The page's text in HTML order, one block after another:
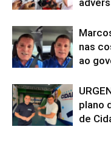
nas
ao
plano
de